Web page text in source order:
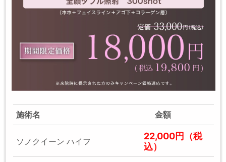
施術名 金額
ソノクイーン ハイフ
22,000円（税
込）